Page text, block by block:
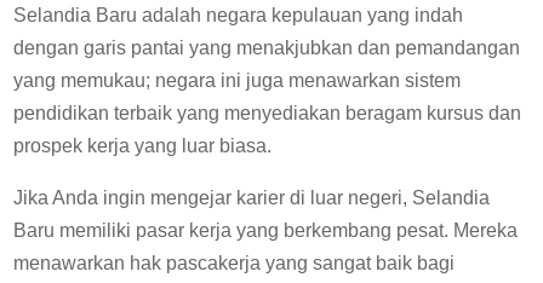
Selandia Baru adalah negara kepulauan yang indah
dengan garis pantai yang menakjubkan dan pemandangan
yang memukau; negara ini juga menawarkan sistem
pendidikan terbaik yang menyediakan beragam kursus dan
prospek kerja yang luar biasa.
Jika Anda ingin mengejar karier di luar negeri, Selandia
Baru memiliki pasar kerja yang berkembang pesat. Mereka
menawarkan hak pascakerja yang sangat baik bagi